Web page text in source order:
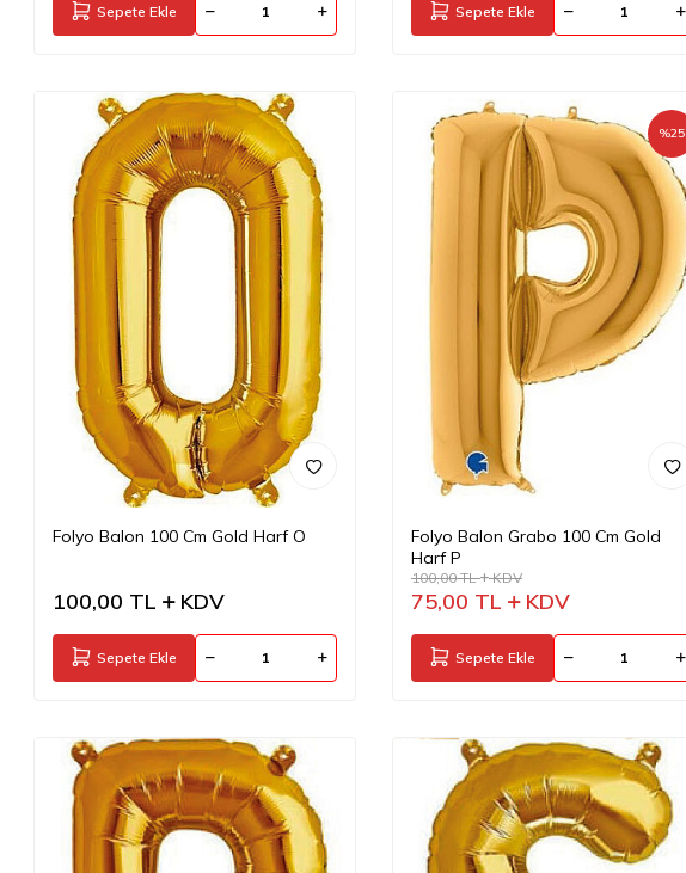
Sepete Ekle Sepete Ekle
Folyo Balon 100 Cm Gold Harf O
100,00 TL KDV
Sepete Ekle
%25
Folyo Balon Grabo 100 Cm Gold
Harf P
100,00TL KDV
75,00 TL KDV
Sepete Ekle